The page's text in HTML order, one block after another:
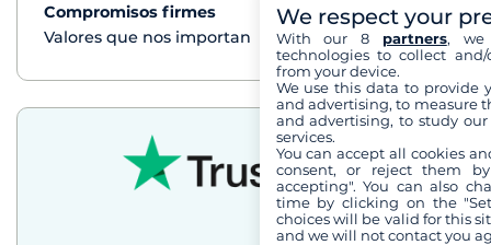
Compromisos firmes
Ver+
Valores que nos importan
We respect your
With our 8 partners, we
technologies to collect
from your device.
We use this data to provide
and advertising, to measure
and advertising, to study
services.
You can accept all cookies
consent, or reject them
accepting". You can also
time by clicking on the
choices will be valid for this
and we will not contact you